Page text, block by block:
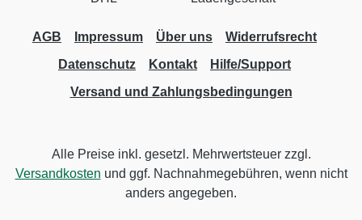
AGB Impressum Über uns
Widerrufsrecht
Datenschutz
Kontakt
Hilfe/Support
Versand und Zahlungsbedingungen
Alle Preise inkl. gesetzl. Mehrwertsteuer zzgl.
Versandkosten und ggf. Nachnahmegebühren, wenn nicht
anders angegeben.